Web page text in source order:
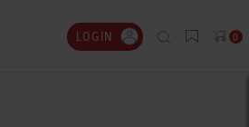
LOGIN 0